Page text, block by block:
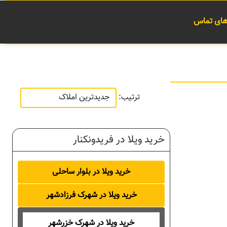
های تماس
ترتیب:
خرید ویلا در فریدونکنار
خرید ویلا در بلوار ساحلی
خرید ویلا در شهرک فرزادشهر
خرید ویلا در شهرک خزرشهر